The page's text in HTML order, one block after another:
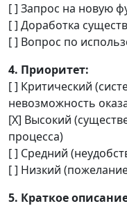
[ ] Запрос на новую
[ ] Доработка
[ ] Вопрос по
4. Приоритет:
[ ] Критический
невозможность
[X] Высокий
процесса)
[ ] Средний
[ ] Низкий
5. Краткое